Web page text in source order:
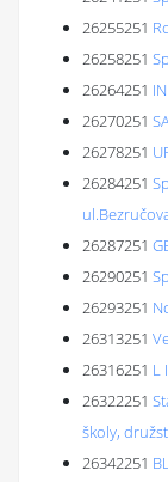
26255251
26258251
26264251
26270251
26278251
26284251
26287251
26290251
26293251
26313251
26316251 L
26322251
školy,
26342251